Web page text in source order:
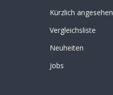
Kürzlich angesehen
Vergleichsliste
Neuheiten
Jobs